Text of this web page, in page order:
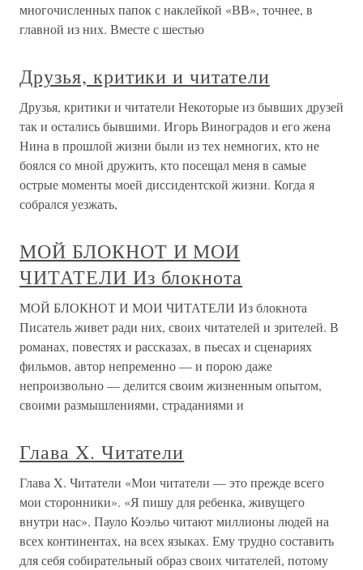
многочисленных папок с наклейкой «ВВ», точнее, в
главной из них. Вместе с шестью
Друзья, критики и читатели
Друзья, критики и читатели Некоторые из бывших друзей
так и остались бывшими. Игорь Виноградов и его жена
Нина в прошлой жизни были из тех немногих, кто не
боялся со мной дружить, кто посещал меня в самые
острые моменты моей диссидентской жизни. Когда я
собрался уезжать,
МОЙ БЛОКНОТ И МОИ
ЧИТАТЕЛИ Из блокнота
МОЙ БЛОКНОТ И МОИ ЧИТАТЕЛИ Из блокнота
Писатель живет ради них, своих читателей и зрителей. В
романах, повестях и рассказах, в пьесах и сценариях
фильмов, автор непременно — и порою даже
непроизвольно — делится своим жизненным опытом,
своими размышлениями, страданиями и
Глава X. Читатели
Глава X. Читатели «Мои читатели — это прежде всего
мои сторонники». «Я пишу для ребенка, живущего
внутри нас». Пауло Коэльо читают миллионы людей на
всех континентах, на всех языках. Ему трудно составить
для себя собирательный образ своих читателей, потому